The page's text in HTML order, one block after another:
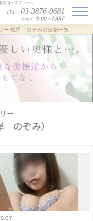
TEL / 03-3876-0681
OPEN / 9:00～LAST
京ローズマリーへ
ー峰岸 のぞみの日記一覧
ー
のぞみ）